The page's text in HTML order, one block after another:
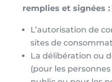
remplies et signées :
L’autorisation de
sites de
La délibération ou
(pour les